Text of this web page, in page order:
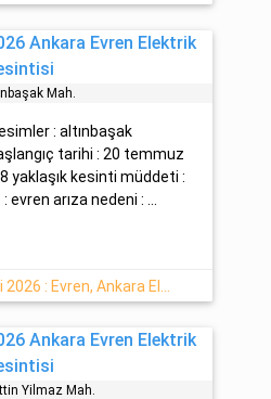
Ankara Evren Elektrik
Mah.
: altınbaşak
tarihi : 20 temmuz
yaklaşık kesinti müddeti :
arıza nedeni : ...
Ankara Evren Elektrik
Yilmaz Mah.